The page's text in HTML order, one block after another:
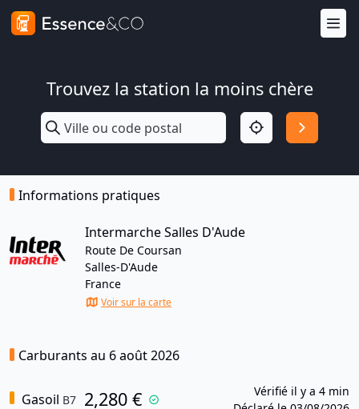
Trouvez la station la moins chère
Informations pratiques
Intermarche Salles D'Aude
Route De Coursan
Salles-D'Aude
France
Voir sur la carte
Carburants au 6 août 2026
Gasoil B7 2,280 €
Vérifié il y a 4 min